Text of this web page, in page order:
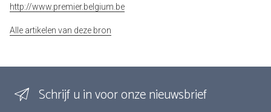
http://www.premier.belgium.be
Alle artikelen van deze bron
Schrijf u in voor onze nieuwsbrief